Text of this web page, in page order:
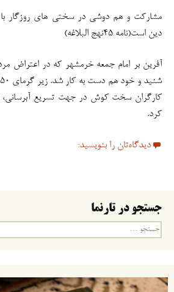
مشارکت و هم دوشی در سختی های روزگار
دین است(نامه ۴۵نهج البلاغه)
آفرین بر امام جمعه خرمشهر که در اعتراض
کارگران سخت کوش در جهت تسریع
کرد.
دیدگاه‌تان را بنویسید:
جستجو در تارنما
جستجو